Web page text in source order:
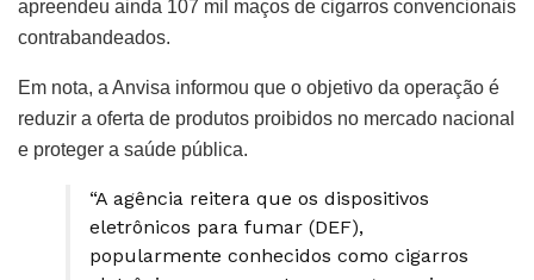
apreendeu ainda 107 mil maços de cigarros convencionais
contrabandeados.
Em nota, a Anvisa informou que o objetivo da operação é
reduzir a oferta de produtos proibidos no mercado nacional
e proteger a saúde pública.
“A agência reitera que os dispositivos
eletrônicos para fumar (DEF),
popularmente conhecidos como cigarros